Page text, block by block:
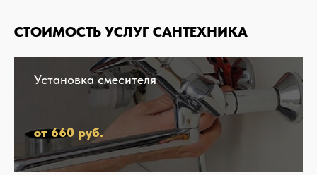
СТОИМОСТЬ УСЛУГ САНТЕХНИКА
Установка смесителя
от 660 руб.